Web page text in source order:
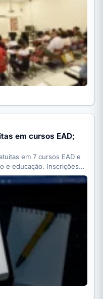
em cursos EAD;
em 7 cursos EAD e
e educação. Inscrições…